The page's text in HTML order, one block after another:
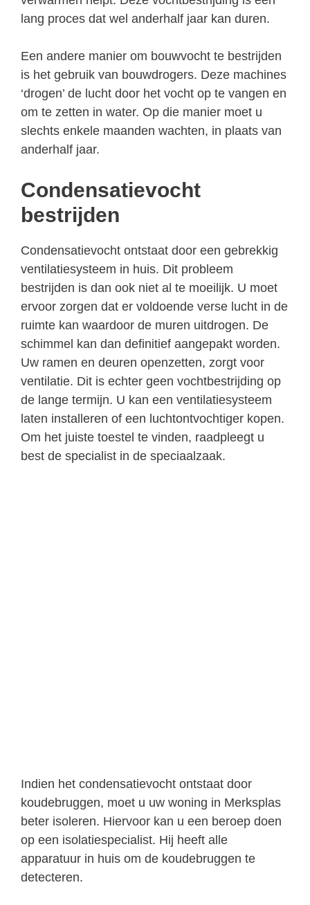
lang proces dat wel anderhalf jaar kan duren.
Een andere manier om bouwvocht te bestrijden
is het gebruik van bouwdrogers. Deze machines
‘drogen’ de lucht door het vocht op te vangen en
om te zetten in water. Op die manier moet u
slechts enkele maanden wachten, in plaats van
anderhalf jaar.
Condensatievocht
bestrijden
Condensatievocht ontstaat door een gebrekkig
ventilatiesysteem in huis. Dit probleem
bestrijden is dan ook niet al te moeilijk. U moet
ervoor zorgen dat er voldoende verse lucht in de
ruimte kan waardoor de muren uitdrogen. De
schimmel kan dan definitief aangepakt worden.
Uw ramen en deuren openzetten, zorgt voor
ventilatie. Dit is echter geen vochtbestrijding op
de lange termijn. U kan een ventilatiesysteem
laten installeren of een luchtontvochtiger kopen.
Om het juiste toestel te vinden, raadpleegt u
best de specialist in de speciaalzaak.
Indien het condensatievocht ontstaat door
koudebruggen, moet u uw woning in Merksplas
beter isoleren. Hiervoor kan u een beroep doen
op een isolatiespecialist. Hij heeft alle
apparatuur in huis om de koudebruggen te
detecteren.